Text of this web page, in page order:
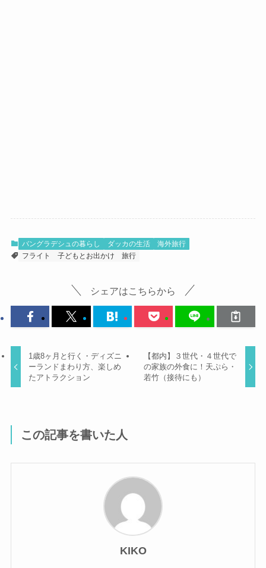
バングラデシュの暮らし ダッカの生活
海外旅行
フライト
子どもとお出かけ 旅行
シェアはこちらから
1歳8ヶ月と行く・ディズニ
ーランドまわり方、楽しめ
たアトラクション
【都内】３世代・４世代で
の家族の外食に！天ぷら・
若竹（接待にも）
この記事を書いた人
KIKO